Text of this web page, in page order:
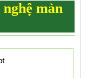
màn